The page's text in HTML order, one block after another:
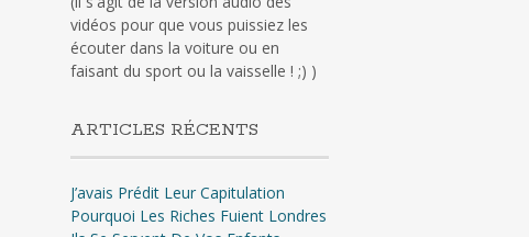
vidéos pour que vous puissiez les
écouter dans la voiture ou en
faisant du sport ou la vaisselle ! ;) )
ARTICLES RÉCENTS
J’avais Prédit Leur Capitulation
Pourquoi Les Riches Fuient Londres